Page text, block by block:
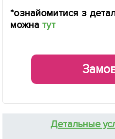
*ознайомитися з
можна тут
Детальные